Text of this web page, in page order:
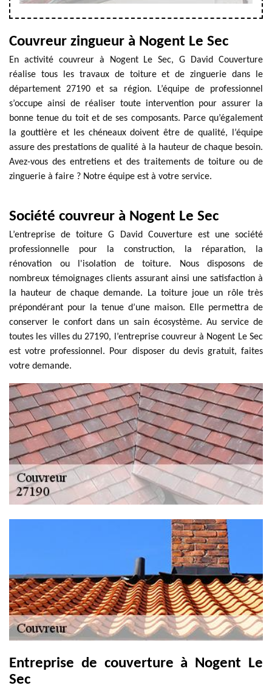
Couvreur zingueur à Nogent Le Sec
En activité couvreur à Nogent Le Sec, G David Couverture
réalise tous les travaux de toiture et de zinguerie dans le
département 27190 et sa région. L’équipe de professionnel
s’occupe ainsi de réaliser toute intervention pour assurer la
bonne tenue du toit et de ses composants. Parce qu’également
la gouttière et les chéneaux doivent être de qualité, l’équipe
assure des prestations de qualité à la hauteur de chaque besoin.
Avez-vous des entretiens et des traitements de toiture ou de
zinguerie à faire ? Notre équipe est à votre service.
Société couvreur à Nogent Le Sec
L’entreprise de toiture G David Couverture est une société
professionnelle pour la construction, la réparation, la
rénovation ou l'isolation de toiture. Nous disposons de
nombreux témoignages clients assurant ainsi une satisfaction à
la hauteur de chaque demande. La toiture joue un rôle très
prépondérant pour la tenue d’une maison. Elle permettra de
conserver le confort dans un sain écosystème. Au service de
toutes les villes du 27190, l’entreprise couvreur à Nogent Le Sec
est votre professionnel. Pour disposer du devis gratuit, faites
votre demande.
Entreprise de couverture à Nogent Le
Sec